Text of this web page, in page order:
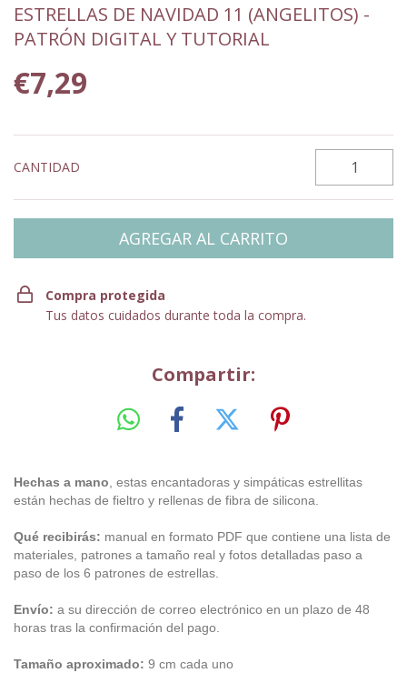
ESTRELLAS DE NAVIDAD 11 (ANGELITOS) -
PATRÓN DIGITAL Y TUTORIAL
€7,29
CANTIDAD
Compra protegida
Tus datos cuidados durante toda la compra.
Compartir:
Hechas a mano , estas encantadoras y simpáticas estrellitas
están hechas de fieltro y rellenas de fibra de silicona.
Qué recibirás: manual en formato PDF que contiene una lista de
materiales, patrones a tamaño real y fotos detalladas paso a
paso de los 6 patrones de estrellas.
Envío: a su dirección de correo electrónico en un plazo de 48
horas tras la confirmación del pago.
Tamaño aproximado: 9 cm cada uno